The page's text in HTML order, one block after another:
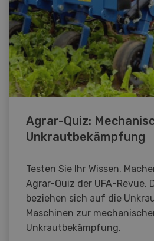
Agrar-Quiz:
Unkrautbekämpfung
Testen Sie Ihr Wissen.
Agrar-Quiz der UFA-Revue.
beziehen sich auf die
Maschinen zur
Unkrautbekämpfung.